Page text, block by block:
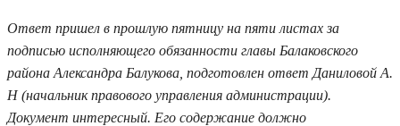
Ответ пришел в прошлую пятницу на пяти листах за
подписью исполняющего обязанности главы Балаковского
района Александра Балукова, подготовлен ответ Даниловой А.
Н (начальник правового управления администрации).
Документ интересный. Его содержание должно